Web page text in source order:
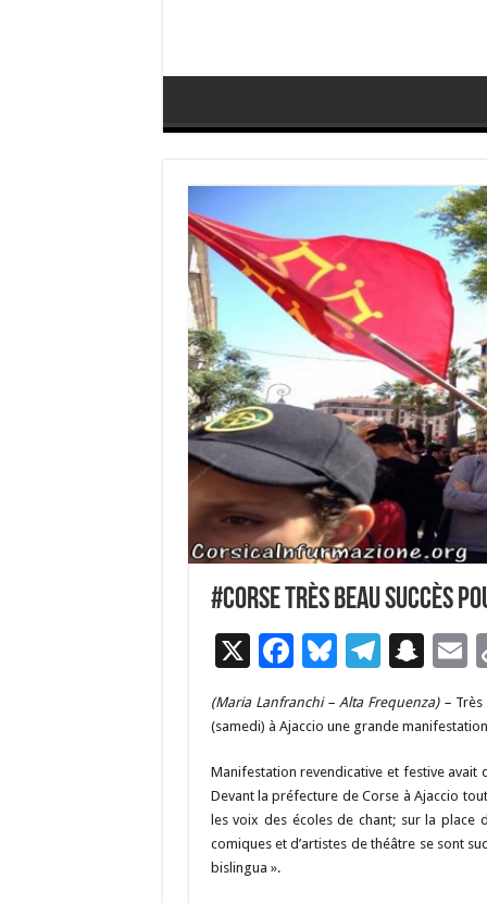
#Corse Très beau succès
X F
ac
e
o
o
k
Bl
u
es
ky
T
e
gr
a
m
S
n
a
p
c
h
at
E
l
(Maria Lanfranchi – Alta Frequenza) –
(samedi) à Ajaccio une grande
Manifestation revendicative et festive
Devant la préfecture de Corse à Ajaccio
les voix des écoles de chant; sur la
comiques et d’artistes de théâtre se sont
bislingua ».